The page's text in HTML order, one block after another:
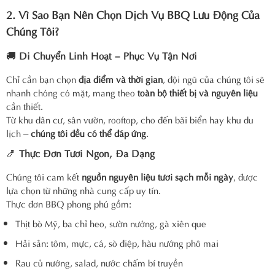
2. Vì Sao Bạn Nên Chọn Dịch Vụ BBQ Lưu Động Của
Chúng Tôi?
🚚 Di Chuyển Linh Hoạt – Phục Vụ Tận Nơi
Chỉ cần bạn chọnđịa điểm và thời gian, đội ngũ của chúng tôi sẽ
nhanh chóng có mặt, mang theo toàn bộ thiết bị và nguyên liệu
cần thiết.
Từ khu dân cư, sân vườn, rooftop, cho đến bãi biển hay khu du
lịch –chúng tôi đều có thể đáp ứng.
🍤 Thực Đơn Tươi Ngon, Đa Dạng
Chúng tôi cam kết nguồn nguyên liệu tươi sạch mỗi ngày, được
lựa chọn từ những nhà cung cấp uy tín.
Thực đơn BBQ phong phú gồm:
Thịt bò Mỹ, ba chỉ heo, sườn nướng, gà xiên que
Hải sản: tôm, mực, cá, sò điệp, hàu nướng phô mai
Rau củ nướng, salad, nước chấm bí truyền